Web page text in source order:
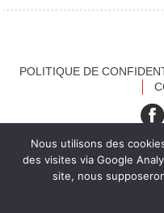
POLITIQUE DE
recevez nos newsletters
Nous utilisons des
des visites via Google
site, nous